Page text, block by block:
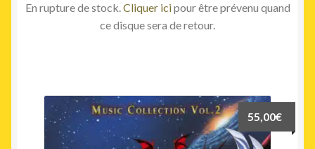
En rupture de stock.Cliquer icipour être prévenu quand
ce disque sera de retour.
55,00€